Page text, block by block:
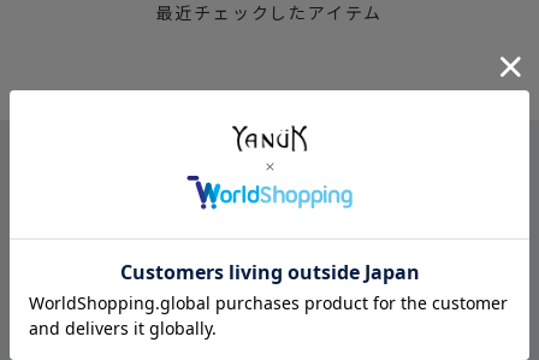
最近チェックしたアイテム
03-6809-2611